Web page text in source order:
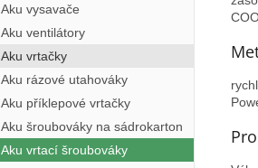
Aku vysavače
Aku ventilátory
Aku vrtačky
Aku rázové utahováky
Aku příklepové vrtačky
Aku šroubováky na sádrokarton
Aku vrtací šroubováky